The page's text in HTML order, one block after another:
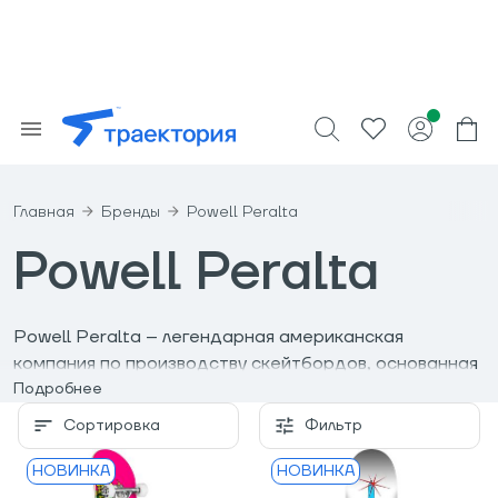
Главная Бренды Powell Peralta
Powell Peralta
Powell Peralta – легендарная американская
компания по производству скейтбордов, основанная
Джорджем Пауэллом и Стейси Пералтой в 1978
году. Компания приобрела известность в 1980-х
годах, когда скейтбординг стал развиваться как
спорт. Сейчас Powell Peralta входит в состав
Подробнее
Сортировка
Фильтр
НОВИНКА НОВИНКА